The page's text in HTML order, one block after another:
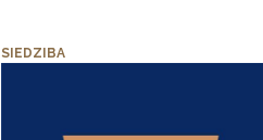
SIEDZIBA